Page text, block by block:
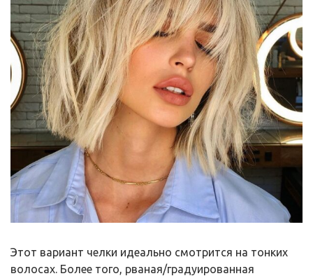
Этот вариант челки идеально смотрится на тонких
волосах. Более того, рваная/градуированная